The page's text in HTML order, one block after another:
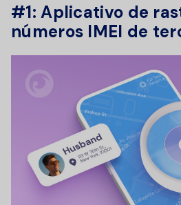
#1: Aplicativo de
números IMEI de